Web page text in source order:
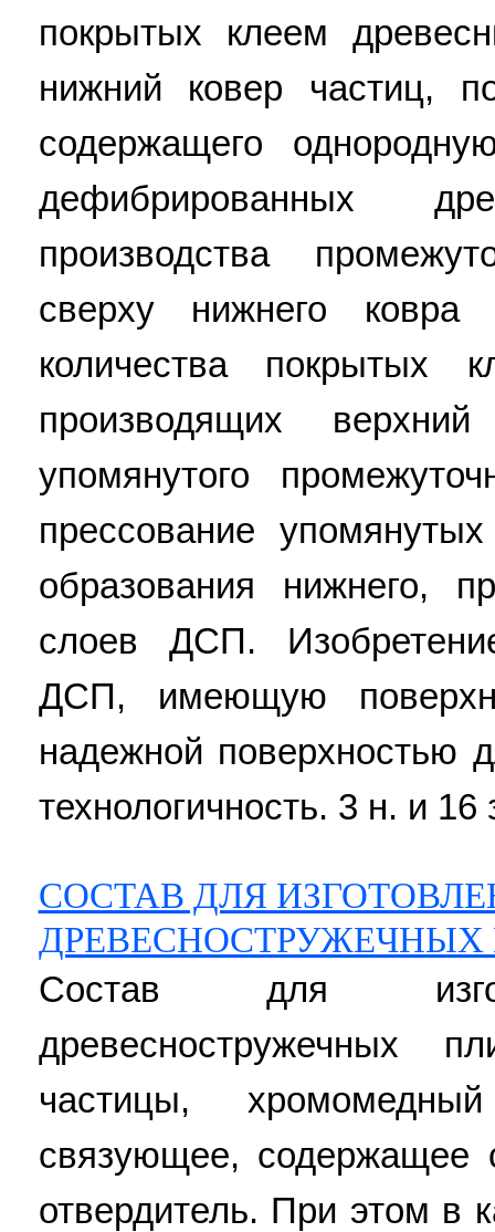
покрытых клеем
нижний ковер частиц,
содержащего
дефибрированных
производства
сверху нижнего ковра
количества покрытых
производящих
упомянутого
прессование
образования нижнего,
слоев ДСП.
ДСП, имеющую
надежной поверхностью
технологичность. 3 н. и
СОСТАВ ДЛЯ
ДРЕВЕСНОСТРУЖЕЧНЫХ
Состав для
древесностружечных
частицы,
связующее, содержащее
отвердитель. При этом в